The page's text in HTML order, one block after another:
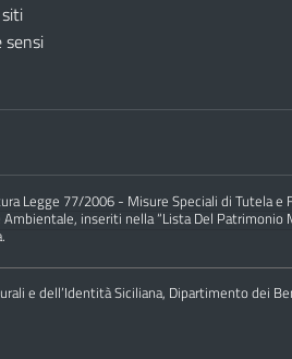
sensi
Legge 77/2006 - Misure Speciali di Tutela e
inseriti nella “Lista Del Patrimonio
e dell’Identità Siciliana, Dipartimento dei